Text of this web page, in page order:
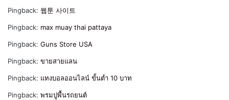
Pingback: 웹툰 사이트
Pingback: max muay thai pattaya
Pingback: Guns Store USA
Pingback: ขายสายแลน
Pingback: แทงบอลออนไลน์ ขั้นต่ำ 10 บาท
Pingback: พรมปูพื้นรถยนต์